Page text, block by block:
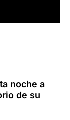
noche a
de su